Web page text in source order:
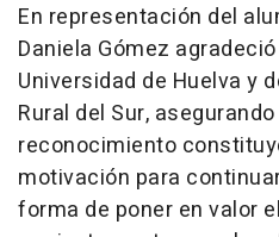
En representación del
Daniela Gómez
Universidad de Huelva y
Rural del Sur,
reconocimiento
motivación para
forma de poner en valor